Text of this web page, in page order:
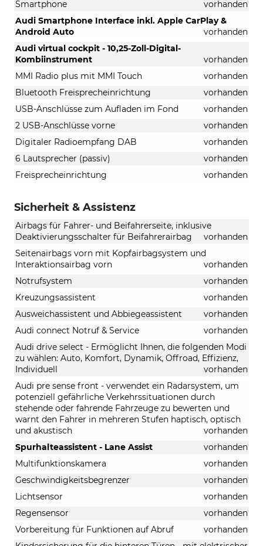
Smartphone
vorhanden
Audi Smartphone Interface inkl. Apple CarPlay &
Android Auto
vorhanden
Audi virtual cockpit - 10,25-Zoll-Digital-
Kombiinstrument
vorhanden
MMI Radio plus mit MMI Touch
vorhanden
Bluetooth Freisprecheinrichtung
vorhanden
USB-Anschlüsse zum Aufladen im Fond
vorhanden
2 USB-Anschlüsse vorne
vorhanden
Digitaler Radioempfang DAB
vorhanden
6 Lautsprecher (passiv)
vorhanden
Freisprecheinrichtung
vorhanden
Sicherheit & Assistenz
Airbags für Fahrer- und Beifahrerseite, inklusive
Deaktivierungsschalter für Beifahrerairbag
vorhanden
Seitenairbags vorn mit Kopfairbagsystem und
Interaktionsairbag vorn
vorhanden
Notrufsystem
vorhanden
Kreuzungsassistent
vorhanden
Ausweichassistent und Abbiegeassistent
vorhanden
Audi connect Notruf & Service
vorhanden
Audi drive select - Ermöglicht Ihnen, die folgenden Modi
zu wählen: Auto, Komfort, Dynamik, Offroad, Effizienz,
Individuell
vorhanden
Audi pre sense front - verwendet ein Radarsystem, um
potenziell gefährliche Verkehrssituationen durch
stehende oder fahrende Fahrzeuge zu bewerten und
warnt den Fahrer in mehreren Stufen haptisch, optisch
und akustisch
vorhanden
Spurhalteassistent - Lane Assist
vorhanden
Multifunktionskamera
vorhanden
Geschwindigkeitsbegrenzer
vorhanden
Lichtsensor
vorhanden
Regensensor
vorhanden
Vorbereitung für Funktionen auf Abruf
vorhanden